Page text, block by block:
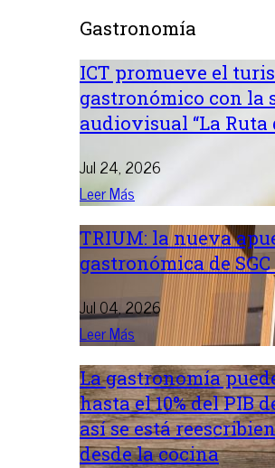
Gastronomía
ICT promueve el
gastronómico con la
audiovisual “La Ruta
Jul 24, 2026
Leer Más
TRIUM: la nueva
gastronómica de
Jul 04, 2026
Leer Más
La gastronomía
hasta el 10% del PIB
así se está
desde la cocina